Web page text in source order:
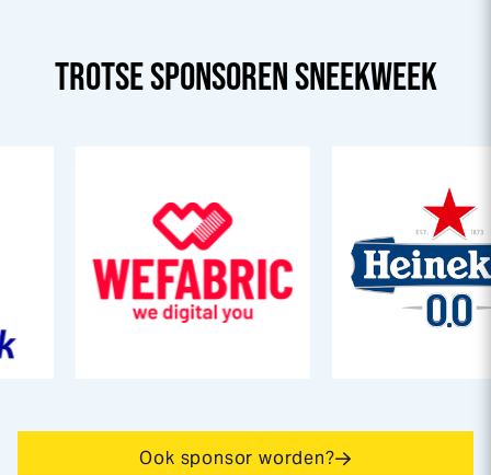
TROTSE SPONSORENSNEEKWEEK
Ook sponsor worden?